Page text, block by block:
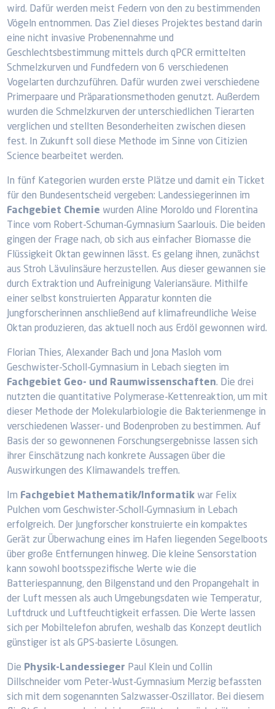
wird. Dafür werden meist Federn von den zu bestimmenden
Vögeln entnommen. Das Ziel dieses Projektes bestand darin
eine nicht invasive Probenennahme und
Geschlechtsbestimmung mittels durch qPCR ermittelten
Schmelzkurven und Fundfedern von 6 verschiedenen
Vogelarten durchzuführen. Dafür wurden zwei verschiedene
Primerpaare und Präparationsmethoden genutzt. Außerdem
wurden die Schmelzkurven der unterschiedlichen Tierarten
verglichen und stellten Besonderheiten zwischen diesen
fest. In Zukunft soll diese Methode im Sinne von Citizien
Science bearbeitet werden.
In fünf Kategorien wurden erste Plätze und damit ein Ticket
für den Bundesentscheid vergeben: Landessiegerinnen im
Fachgebiet Chemie wurden Aline Moroldo und Florentina
Tince vom Robert-Schuman-Gymnasium Saarlouis. Die beiden
gingen der Frage nach, ob sich aus einfacher Biomasse die
Flüssigkeit Oktan gewinnen lässt. Es gelang ihnen, zunächst
aus Stroh Lävulinsäure herzustellen. Aus dieser gewannen sie
durch Extraktion und Aufreinigung Valeriansäure. Mithilfe
einer selbst konstruierten Apparatur konnten die
Jungforscherinnen anschließend auf klimafreundliche Weise
Oktan produzieren, das aktuell noch aus Erdöl gewonnen wird.
Florian Thies, Alexander Bach und Jona Masloh vom
Geschwister-Scholl-Gymnasium in Lebach siegten im
Fachgebiet Geo- und Raumwissenschaften. Die drei
nutzten die quantitative Polymerase-Kettenreaktion, um mit
dieser Methode der Molekularbiologie die Bakterienmenge in
verschiedenen Wasser- und Bodenproben zu bestimmen. Auf
Basis der so gewonnenen Forschungsergebnisse lassen sich
ihrer Einschätzung nach konkrete Aussagen über die
Auswirkungen des Klimawandels treffen.
Im Fachgebiet Mathematik/Informatik war Felix
Pulchen vom Geschwister-Scholl-Gymnasium in Lebach
erfolgreich. Der Jungforscher konstruierte ein kompaktes
Gerät zur Überwachung eines im Hafen liegenden Segelboots
über große Entfernungen hinweg. Die kleine Sensorstation
kann sowohl bootsspezifische Werte wie die
Batteriespannung, den Bilgenstand und den Propangehalt in
der Luft messen als auch Umgebungsdaten wie Temperatur,
Luftdruck und Luftfeuchtigkeit erfassen. Die Werte lassen
sich per Mobiltelefon abrufen, weshalb das Konzept deutlich
günstiger ist als GPS-basierte Lösungen.
Die Physik-Landessieger Paul Klein und Collin
Dillschneider vom Peter-Wust-Gymnasium Merzig befassten
sich mit dem sogenannten Salzwasser-Oszillator. Bei diesem